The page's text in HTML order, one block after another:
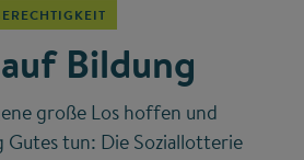
Bildung
große Los hoffen und
Gutes tun: Die Soziallotterie